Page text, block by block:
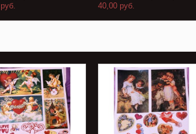
40,00 руб.